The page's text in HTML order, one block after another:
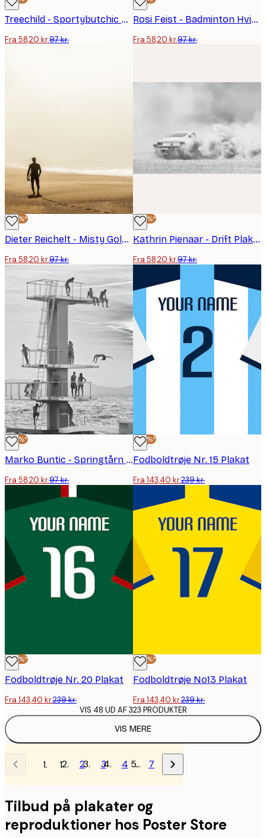
Treechild - Sportybutchic Plakat
Fra 58,20 kr.97 kr.
Rosi Feist - Badminton Hvid Blå Plakat
Fra 58,20 kr.97 kr.
-40%*
Dieter Reichelt - Misty Golden Hour Surfer Plakat
Fra 58,20 kr.97 kr.
-40%*
Kathrin Pienaar - Drift Plakat
Fra 58,20 kr.97 kr.
-40%*
Marko Buntic - Springtårn Sommersjov Plakat
Fra 58,20 kr.97 kr.
-40%*
Fodboldtrøje Nr. 15 Plakat
Fra 143,40 kr.239 kr.
-40%*
Fodboldtrøje Nr. 20 Plakat
Fra 143,40 kr.239 kr.
-40%*
Fodboldtrøje No13 Plakat
Fra 143,40 kr.239 kr.
VIS MERE
VIS 48 UD AF 323 PRODUKTER
1 2 3 4 … 7
Tilbud på plakater og
reproduktioner hos Poster Store